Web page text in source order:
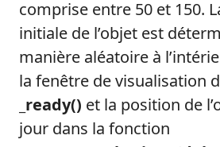
comprise entre 50 et 150.
initiale de l’objet est
manière aléatoire à
la fenêtre de visualisation
_ready() et la position de
jour dans la fonction